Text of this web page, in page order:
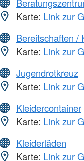
Karte: Link zur
Bereitschaften /
Karte: Link zur
Jugendrotkreuz
Karte: Link zur
Kleidercontainer
Karte: Link zur
Kleiderläden
Karte: Link zur